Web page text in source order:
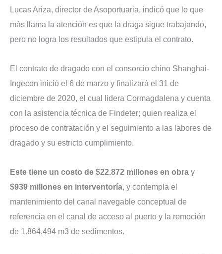
Lucas Ariza, director de Asoportuaria, indicó que lo que
más llama la atención es que la draga sigue trabajando,
pero no logra los resultados que estipula el contrato.
El contrato de dragado con el consorcio chino Shanghai-
Ingecon inició el 6 de marzo y finalizará el 31 de
diciembre de 2020, el cual lidera Cormagdalena y cuenta
con la asistencia técnica de Findeter; quien realiza el
proceso de contratación y el seguimiento a las labores de
dragado y su estricto cumplimiento.
Este tiene un costo de $22.872 millones en obra y
$939 millones en interventoría, y contempla el
mantenimiento del canal navegable conceptual de
referencia en el canal de acceso al puerto y la remoción
de 1.864.494 m3 de sedimentos.